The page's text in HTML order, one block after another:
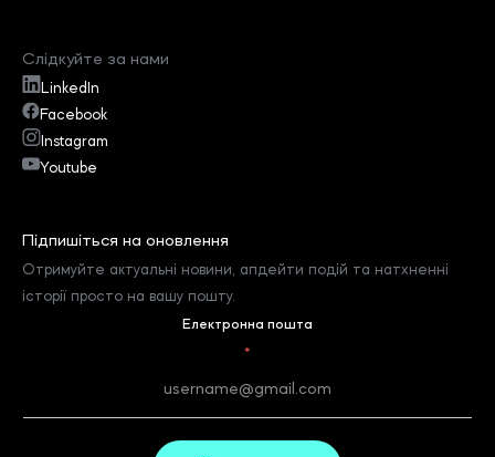
Слідкуйте за нами
LinkedIn
Facebook
Instagram
Youtube
Підпишіться на оновлення
Отримуйте актуальні новини, апдейти подій та натхненні
історії просто на вашу пошту.
Електронна пошта
*